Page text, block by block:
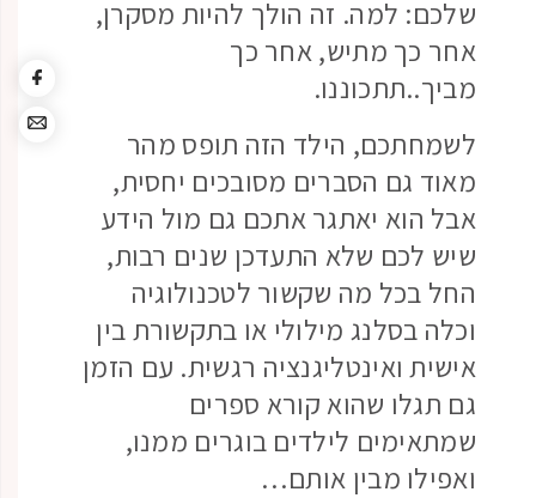
שלכם: למה. זה הולך להיות מסקרן,
אחר כך מתיש, אחר כך
מביך..תתכוננו.
לשמחתכם, הילד הזה תופס מהר
מאוד גם הסברים מסובכים יחסית,
אבל הוא יאתגר אתכם גם מול הידע
שיש לכם שלא התעדכן שנים רבות,
החל בכל מה שקשור לטכנולוגיה
וכלה בסלנג מילולי או בתקשורת בין
אישית ואינטליגנציה רגשית. עם הזמן
גם תגלו שהוא קורא ספרים
שמתאימים לילדים בוגרים ממנו,
ואפילו מבין אותם…